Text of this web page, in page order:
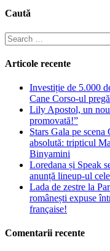
Caută
Search
for:
Articole recente
Investiție de 5.000
Cane Corso-ul
Lily Apostol, un
promovată!”
Stars Gala pe
absolută: tripticul
Binyamini
Loredana și Speak
anunță lineup-ul
Lada de zestre la
românești expuse
française!
Comentarii recente